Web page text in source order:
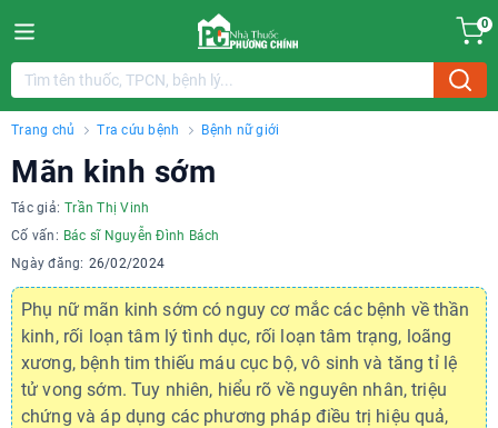
0
Trang chủ Tra cứu bệnh Bệnh nữ giới
Mãn kinh sớm
Tác giả: Trần Thị Vinh
Cố vấn: Bác sĩ Nguyễn Đình Bách
Ngày đăng: 26/02/2024
Phụ nữ mãn kinh sớm có nguy cơ mắc các bệnh về thần
kinh, rối loạn tâm lý tình dục, rối loạn tâm trạng, loãng
xương, bệnh tim thiếu máu cục bộ, vô sinh và tăng tỉ lệ
tử vong sớm. Tuy nhiên, hiểu rõ về nguyên nhân, triệu
chứng và áp dụng các phương pháp điều trị hiệu quả,